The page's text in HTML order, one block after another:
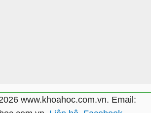
www.khoahoc.com.vn. Email: